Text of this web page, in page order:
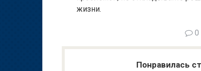
жизни.
0
Понравилась